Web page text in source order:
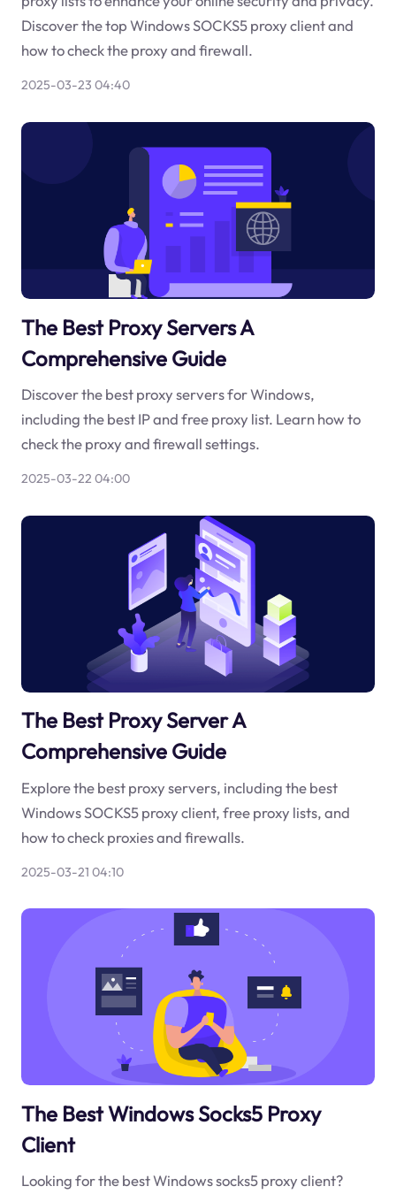
Discover the top Windows SOCKS5 proxy client and
how to check the proxy and firewall.
2025-03-23 04:40
The Best Proxy Servers A
Comprehensive Guide
Discover the best proxy servers for Windows,
including the best IP and free proxy list. Learn how to
check the proxy and firewall settings.
2025-03-22 04:00
The Best Proxy Server A
Comprehensive Guide
Explore the best proxy servers, including the best
Windows SOCKS5 proxy client, free proxy lists, and
how to check proxies and firewalls.
2025-03-21 04:10
The Best Windows Socks5 Proxy
Client
Looking for the best Windows socks5 proxy client?